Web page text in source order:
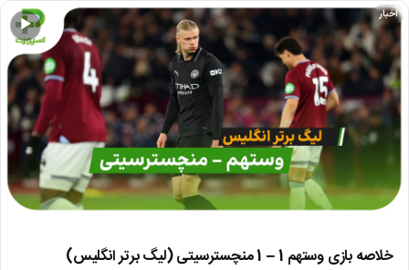
▶
اخبار
خلاصه بازی وستهم 1 – 1 منچسترسیتی (لیگ برتر انگلیس)